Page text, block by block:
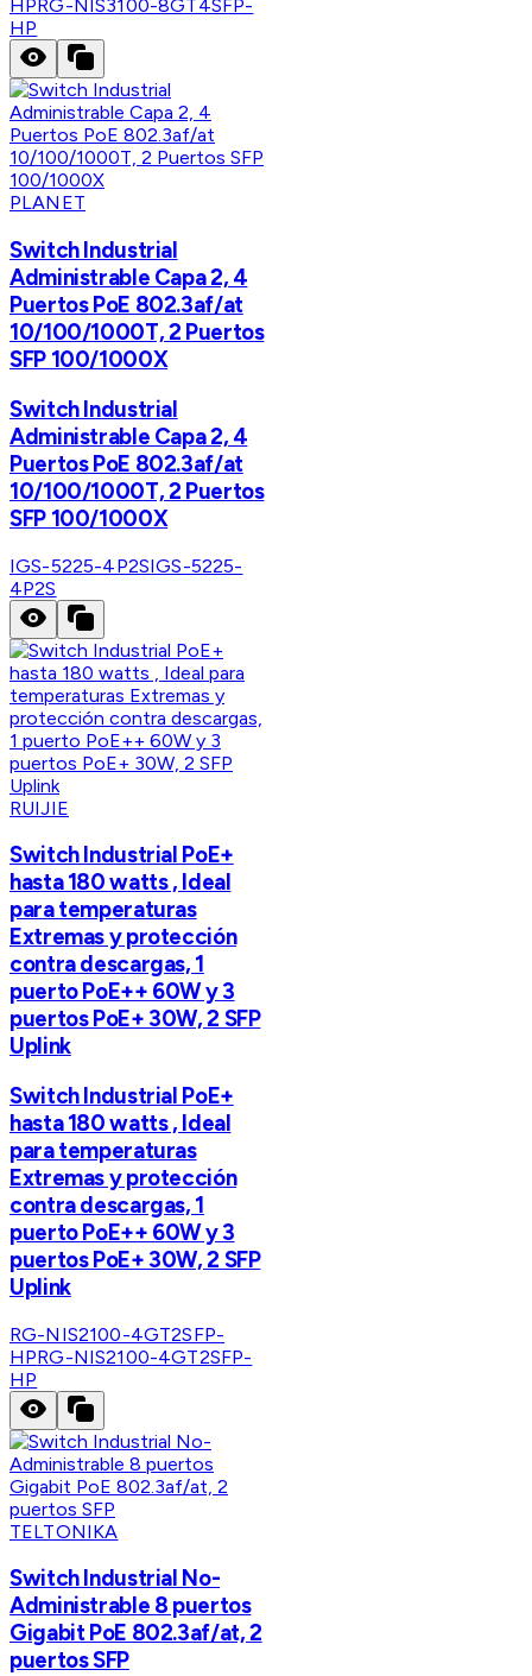
HPRG-NIS3100-8GT4SFP-
HP
PLANET
Switch Industrial
Administrable Capa 2, 4
Puertos PoE 802.3af/at
10/100/1000T, 2 Puertos
SFP 100/1000X
Switch Industrial
Administrable Capa 2, 4
Puertos PoE 802.3af/at
10/100/1000T, 2 Puertos
SFP 100/1000X
IGS-5225-4P2SIGS-5225-
4P2S
RUIJIE
Switch Industrial PoE+
hasta 180 watts , Ideal
para temperaturas
Extremas y protección
contra descargas, 1
puerto PoE++ 60W y 3
puertos PoE+ 30W, 2 SFP
Uplink
Switch Industrial PoE+
hasta 180 watts , Ideal
para temperaturas
Extremas y protección
contra descargas, 1
puerto PoE++ 60W y 3
puertos PoE+ 30W, 2 SFP
Uplink
RG-NIS2100-4GT2SFP-
HPRG-NIS2100-4GT2SFP-
HP
TELTONIKA
Switch Industrial No-
Administrable 8 puertos
Gigabit PoE 802.3af/at, 2
puertos SFP